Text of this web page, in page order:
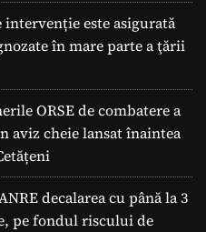
intervenție este asigurată
în mare parte a ţării
ORSE de combatere a
aviz cheie lansat înaintea
decalarea cu până la 3
pe fondul riscului de